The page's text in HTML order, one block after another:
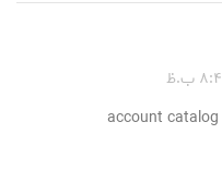
account catalog